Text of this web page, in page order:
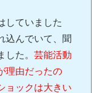
していました
込んでいて、聞
た。 芸能活動
理由だったの
ョックは大きい